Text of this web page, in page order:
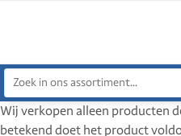
Zoeken
naar:
Wij verkopen alleen producten
betekend doet het product